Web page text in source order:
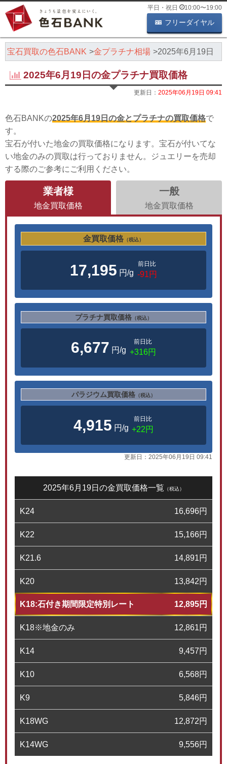
平日・祝日 10:00〜19:00
フリーダイヤル
宝石買取の色石BANK 金プラチナ相場 2025年6月19日
2025年6月19日の金プラチナ買取価格
更新日： 2025年06月19日 09:41
色石BANKの2025年6月19日の金とプラチナの買取価格で
す。
宝石が付いた地金の買取価格になります。宝石が付いてな
い地金のみの買取は行っておりません。ジュエリーを売却
する際のご参考にご利用ください。
業者様
地金買取価格
一般
地金買取価格
金買取価格 （税込）
17,195 円/g
前日比
-91円
プラチナ買取価格 （税込）
6,677 円/g
前日比
+316円
パラジウム買取価格 （税込）
4,915 円/g
前日比
+22円
更新日： 2025年06月19日 09:41
2025年6月19日の金買取価格一覧 （税込）
K24 16,696円
K22 15,166円
K21.6 14,891円
K20 13,842円
K18:石付き期間限定特別レート 12,895円
K18※地金のみ 12,861円
K14 9,457円
K10 6,568円
K9 5,846円
K18WG 12,872円
K14WG 9,556円